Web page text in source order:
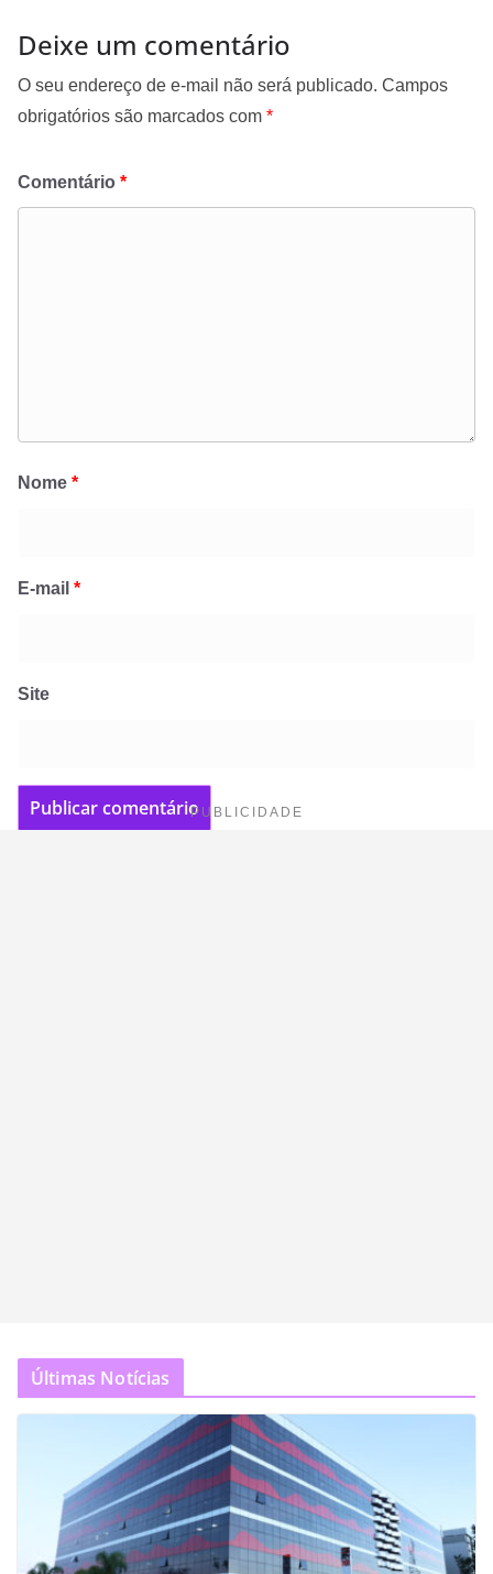
Deixe um comentário
O seu endereço de e-mail não será publicado. Campos
obrigatórios são marcados com *
Comentário *
Nome *
E-mail *
Site
PUBLICIDADE
Últimas Notícias